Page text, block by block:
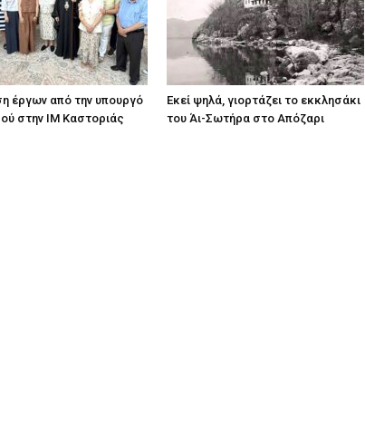
έργων από την υπουργό
στην ΙΜ Καστοριάς
Εκεί ψηλά, γιορτάζει το εκκλησάκι
του Άι-Σωτήρα στο Απόζαρι